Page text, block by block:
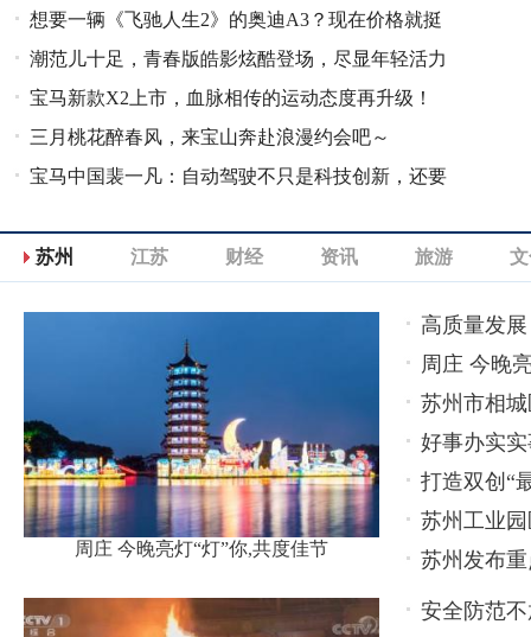
想要一辆《飞驰人生2》的奥迪A3？现在价格就挺
香！
潮范儿十足，青春版皓影炫酷登场，尽显年轻活力
与时尚魅力
宝马新款X2上市，血脉相传的运动态度再升级！
三月桃花醉春风，来宝山奔赴浪漫约会吧～
宝马中国裴一凡：自动驾驶不只是科技创新，还要
苏州 江苏 财经 资讯 旅游
周庄 今晚亮灯“灯”你,共度佳节
高质量发
周庄 今晚
苏州市相
好事办实
打造双创“
苏州工业
苏州发布
安全防范